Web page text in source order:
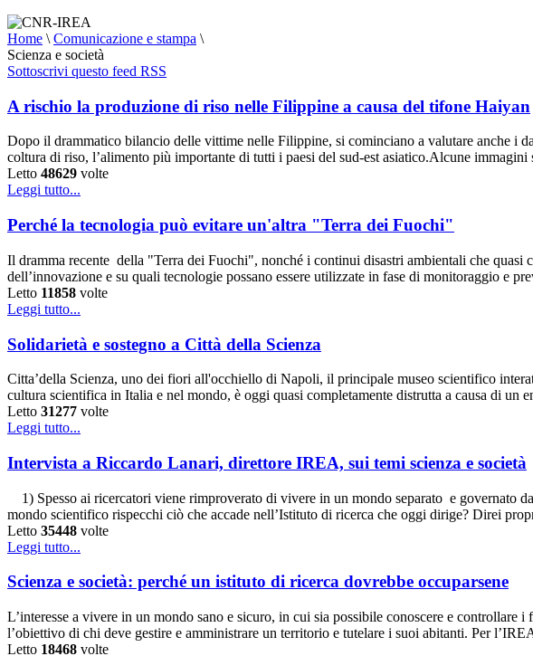
Home \ Comunicazione e stampa \
Scienza e società
Sottoscrivi questo feed RSS
A rischio la produzione di riso nelle Filippine a causa del tifone Haiyan
Dopo il drammatico bilancio delle vittime nelle Filippine, si cominciano a valutare anche i
coltura di riso, l’alimento più importante di tutti i paesi del sud-est asiatico.Alcune
Letto 48629 volte
Leggi tutto...
Perché la tecnologia può evitare un'altra "Terra dei Fuochi"
Il dramma recente della "Terra dei Fuochi", nonché i continui disastri ambientali che
dell’innovazione e su quali tecnologie possano essere utilizzate in fase di monitoraggio e
Letto 11858 volte
Leggi tutto...
Solidarietà e sostegno a Città della Scienza
Citta’della Scienza, uno dei fiori all'occhiello di Napoli, il principale museo scientifico
cultura scientifica in Italia e nel mondo, è oggi quasi completamente distrutta a causa di un
Letto 31277 volte
Leggi tutto...
Intervista a Riccardo Lanari, direttore IREA, sui temi scienza e società
1) Spesso ai ricercatori viene rimproverato di vivere in un mondo separato e governato
mondo scientifico rispecchi ciò che accade nell’Istituto di ricerca che oggi dirige? Direi
Letto 35448 volte
Leggi tutto...
Scienza e società: perché un istituto di ricerca dovrebbe occuparsene
L’interesse a vivere in un mondo sano e sicuro, in cui sia possibile conoscere e controllare
l’obiettivo di chi deve gestire e amministrare un territorio e tutelare i suoi abitanti. Per
Letto 18468 volte